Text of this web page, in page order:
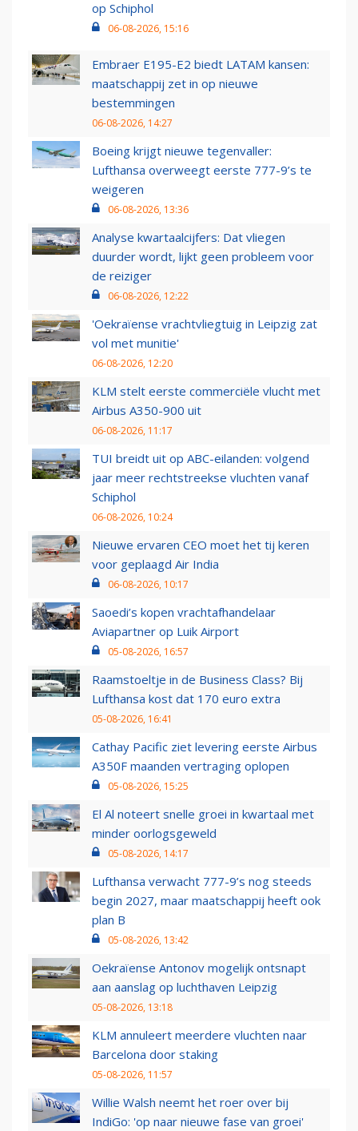
op Schiphol
06-08-2026, 15:16
Embraer E195-E2 biedt LATAM kansen:
maatschappij zet in op nieuwe
bestemmingen
06-08-2026, 14:27
Boeing krijgt nieuwe tegenvaller:
Lufthansa overweegt eerste 777-9’s te
weigeren
06-08-2026, 13:36
Analyse kwartaalcijfers: Dat vliegen
duurder wordt, lijkt geen probleem voor
de reiziger
06-08-2026, 12:22
'Oekraïense vrachtvliegtuig in Leipzig zat
vol met munitie'
06-08-2026, 12:20
KLM stelt eerste commerciële vlucht met
Airbus A350-900 uit
06-08-2026, 11:17
TUI breidt uit op ABC-eilanden: volgend
jaar meer rechtstreekse vluchten vanaf
Schiphol
06-08-2026, 10:24
Nieuwe ervaren CEO moet het tij keren
voor geplaagd Air India
06-08-2026, 10:17
Saoedi’s kopen vrachtafhandelaar
Aviapartner op Luik Airport
05-08-2026, 16:57
Raamstoeltje in de Business Class? Bij
Lufthansa kost dat 170 euro extra
05-08-2026, 16:41
Cathay Pacific ziet levering eerste Airbus
A350F maanden vertraging oplopen
05-08-2026, 15:25
El Al noteert snelle groei in kwartaal met
minder oorlogsgeweld
05-08-2026, 14:17
Lufthansa verwacht 777-9’s nog steeds
begin 2027, maar maatschappij heeft ook
plan B
05-08-2026, 13:42
Oekraïense Antonov mogelijk ontsnapt
aan aanslag op luchthaven Leipzig
05-08-2026, 13:18
KLM annuleert meerdere vluchten naar
Barcelona door staking
05-08-2026, 11:57
Willie Walsh neemt het roer over bij
IndiGo: 'op naar nieuwe fase van groei'